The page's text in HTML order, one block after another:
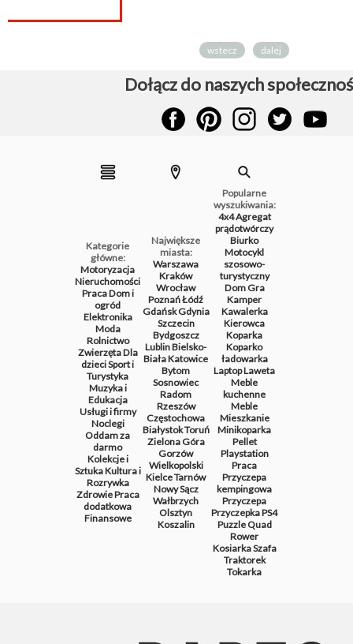
wstecz dalej
Dołącz do naszych
Kategorie
główne:
Motoryzacja
Nieruchomości
PracaDom i
ogród
Elektronika
Moda
Rolnictwo
ZwierzętaDla
dzieciSport i
Turystyka
Muzyka i
Edukacja
Usługi i firmy
Noclegi
Oddam za
darmo
Kolekcje i
SztukaKultura i
Rozrywka
ZdrowiePraca
dodatkowa
Finansowe
Największe
miasta:
Warszawa
Kraków
Wrocław
PoznańŁódź
GdańskGdynia
Szczecin
Bydgoszcz
LublinBielsko-
BiałaKatowice
Bytom
Sosnowiec
Radom
Rzeszów
Częstochowa
BiałystokToruń
Zielona Góra
Gorzów
Wielkopolski
KielceTarnów
Nowy Sącz
Wałbrzych
Olsztyn
Koszalin
Popularne
wyszukiwania:
4x4Agregat
prądotwórczy
Biurko
Motocykl
szosowo-
turystyczny
DomGra
Kamper
Kawalerka
Kierowca
Koparka
Koparko
ładowarka
LaptopLaweta
Meble
kuchenne
Meble
Mieszkanie
Minikoparka
Pellet
Playstation
Praca
Przyczepa
kempingowa
Przyczepa
PrzyczepkaPS4
PuzzleQuad
Rower
KosiarkaSzafa
Traktorek
Tokarka